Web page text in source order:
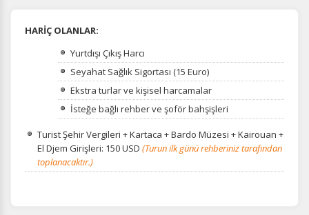
HARİÇ OLANLAR:
Yurtdışı Çıkış Harcı
Seyahat Sağlık Sigortası (15 Euro)
Ekstra turlar ve kişisel harcamalar
İsteğe bağlı rehber ve şoför bahşişleri
Turist Şehir Vergileri + Kartaca + Bardo Müzesi + Kairouan +
El Djem Girişleri: 150 USD (Turun ilk günü rehberiniz tarafından
toplanacaktır.)